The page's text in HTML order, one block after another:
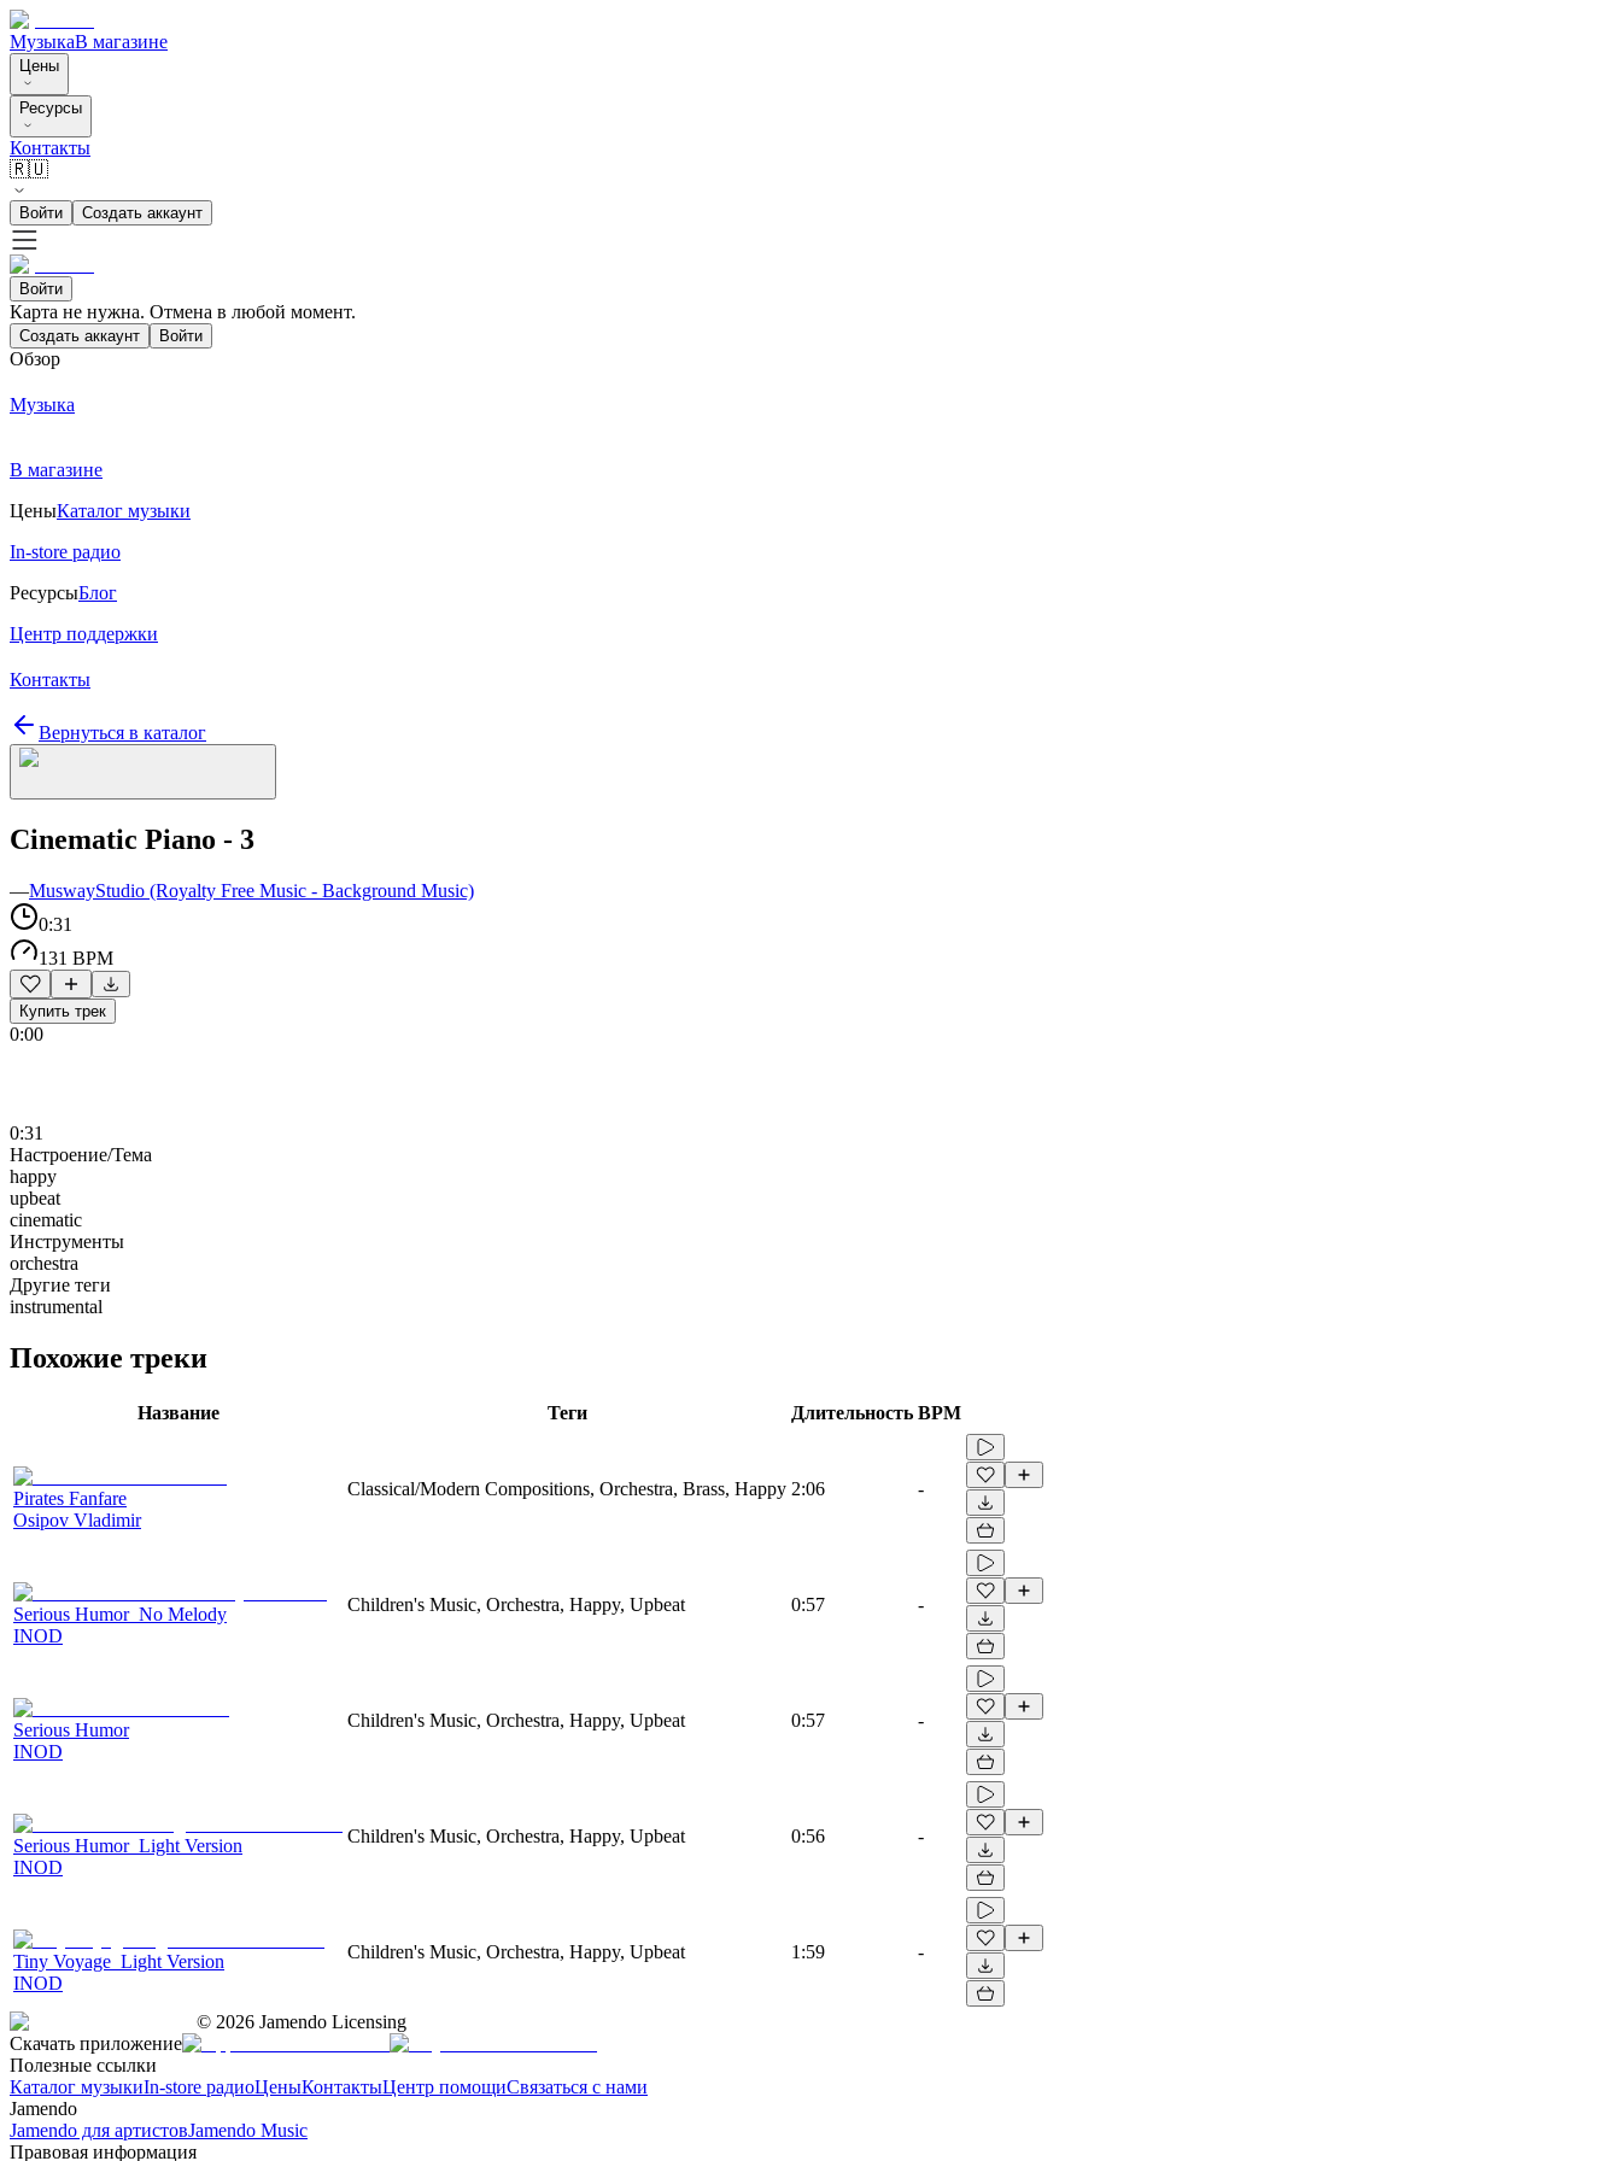
МузыкаВ магазине
Цены
Ресурсы
Контакты
🇷🇺
Войти Создать аккаунт
Войти
Карта не нужна. Отмена в любой момент.
Создать аккаунт Войти
Обзор
Музыка
В магазине
ЦеныКаталог музыки
In-store радио
РесурсыБлог
Центр поддержки
Контакты
Вернуться в каталог
Cinematic Piano - 3
—MuswayStudio (Royalty Free Music - Background Music)
0:31
131 BPM
Купить трек
0:00
0:31
Настроение/Тема
happy
upbeat
cinematic
Инструменты
orchestra
Другие теги
instrumental
Похожие треки
Название Теги Длительность BPM
Pirates Fanfare
Osipov Vladimir
Classical/Modern Compositions, Orchestra, Brass, Happy 2:06 -
Serious Humor_No Melody
INOD
Children's Music, Orchestra, Happy, Upbeat 0:57 -
Serious Humor
INOD
Children's Music, Orchestra, Happy, Upbeat 0:57 -
Serious Humor_Light Version
INOD
Children's Music, Orchestra, Happy, Upbeat 0:56 -
Tiny Voyage_Light Version
INOD
Children's Music, Orchestra, Happy, Upbeat 1:59 -
© 2026 Jamendo Licensing
Скачать приложение
Полезные ссылки
Каталог музыкиIn-store радиоЦеныКонтактыЦентр помощиСвязаться с нами
Jamendo
Jamendo для артистовJamendo Music
Правовая информация